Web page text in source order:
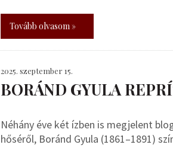
Tovább olvasom »
2025. szeptember 15.
BORÁND GYULA
Néhány éve két ízben is megjelent
hőséről, Boránd Gyula (1861–1891)